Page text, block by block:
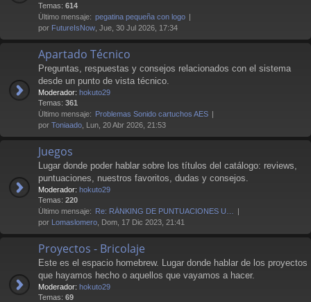
Temas: 614
Último mensaje: pegatina pequeña con logo
por FutureIsNow , Jue, 30 Jul 2026, 17:34
Apartado Técnico
Preguntas, respuestas y consejos relacionados con el sistema
desde un punto de vista técnico.
Moderador: hokuto29
Temas: 361
Último mensaje: Problemas Sonido cartuchos AES
por Toniaado , Lun, 20 Abr 2026, 21:53
Juegos
Lugar donde poder hablar sobre los títulos del catálogo: reviews,
puntuaciones, nuestros favoritos, dudas y consejos.
Moderador: hokuto29
Temas: 220
Último mensaje: Re: RÁNKING DE PUNTUACIONES U…
por Lomaslomero , Dom, 17 Dic 2023, 21:41
Proyectos - Bricolaje
Este es el espacio homebrew. Lugar donde hablar de los proyectos
que hayamos hecho o aquellos que vayamos a hacer.
Moderador: hokuto29
Temas: 69